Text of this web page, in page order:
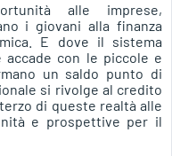
alle imprese,
i giovani alla finanza
E dove il sistema
accade con le piccole e
un saldo punto di
si rivolge al credito
di queste realtà alle
e prospettive per il